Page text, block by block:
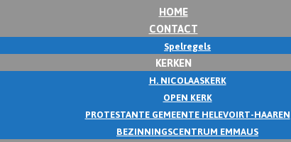
HOME
CONTACT
Spelregels
KERKEN
H. NICOLAASKERK
OPEN KERK
PROTESTANTE GEMEENTE HELEVOIRT-HAAREN
BEZINNINGSCENTRUM EMMAUS